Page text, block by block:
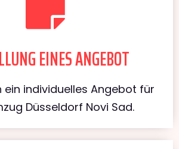
EINES ANGEBOT
ein individuelles Angebot für
Düsseldorf Novi Sad.